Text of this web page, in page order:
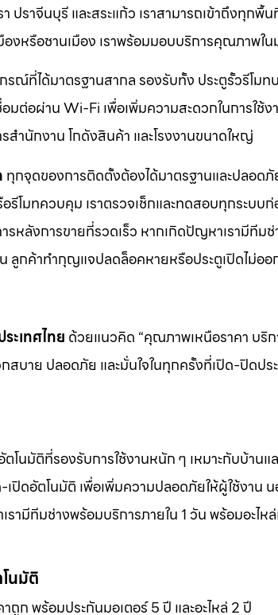
ปราจีนบุรี และสระแก้ว เราสามารถเข้าถึงทุก
งหรือชานเมือง เราพร้อมมอบบริการคุณภาพใ
ณ์ที่ได้มาตรฐานสากล รองรับทั้ง ประตูรั้วรีโมท
มต่อผ่าน Wi-Fi เพื่อเพิ่มความสะดวกในการใช้
สำนักงาน โกดังสินค้า และโรงงานขนาดใหญ่
ทุกจุดของการติดตั้งต้องได้มาตรฐานและปลอดภั
รีโมทควบคุม เราตรวจเช็กและทดสอบทุกระบบ
หลังการขายที่รวดเร็ว หากเกิดปัญหาเรามีทีม
ลูกค้าทำกุญแจปลดล็อคหายหรือประตูเปิดไม่ออ
ะเทศไทย ด้วยแนวคิด “คุณภาพเหนือราคา บริ
สบาย ปลอดภัย และมั่นใจในทุกครั้งที่เปิด-ปิดป
นมัติที่รองรับการใช้งานหนัก ๆ เหมาะกับบ้านแ
ดอัตโนมัติ เพื่อเพิ่มความปลอดภัยให้ผู้ใช้งาน
ามีทีมช่างพร้อมบริการภายใน 1 วัน พร้อมอะไห
นมัติ
ก พร้อมประกันมอเตอร์ 5 ปี และอะไหล่ 2 ปี